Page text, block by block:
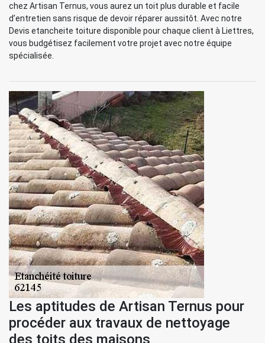
chez Artisan Ternus, vous aurez un toit plus durable et facile
d’entretien sans risque de devoir réparer aussitôt. Avec notre
Devis etancheite toiture disponible pour chaque client à Liettres,
vous budgétisez facilement votre projet avec notre équipe
spécialisée.
Les aptitudes de Artisan Ternus pour
procéder aux travaux de nettoyage
des toits des maisons